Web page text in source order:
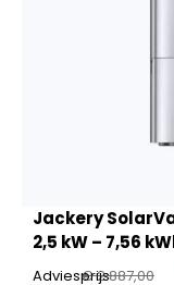
Jackery
2,5 kW – 7,56
Adviesprijs
€2.887,00